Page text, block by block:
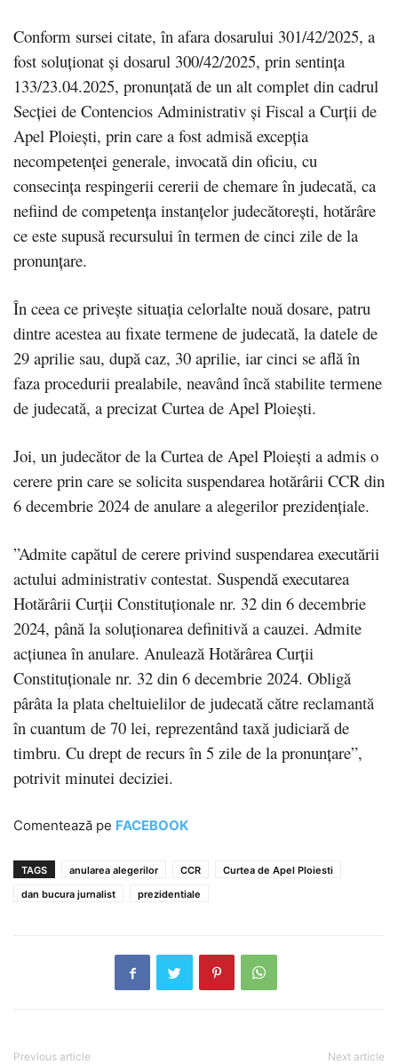
Conform sursei citate, în afara dosarului 301/42/2025, a
fost soluționat și dosarul 300/42/2025, prin sentința
133/23.04.2025, pronunțată de un alt complet din cadrul
Secției de Contencios Administrativ și Fiscal a Curții de
Apel Ploiești, prin care a fost admisă excepția
necompetenței generale, invocată din oficiu, cu
consecința respingerii cererii de chemare în judecată, ca
nefiind de competența instanțelor judecătorești, hotărâre
ce este supusă recursului în termen de cinci zile de la
pronunțare.
În ceea ce privește situația celorlalte nouă dosare, patru
dintre acestea au fixate termene de judecată, la datele de
29 aprilie sau, după caz, 30 aprilie, iar cinci se află în
faza procedurii prealabile, neavând încă stabilite termene
de judecată, a precizat Curtea de Apel Ploiești.
Joi, un judecător de la Curtea de Apel Ploiești a admis o
cerere prin care se solicita suspendarea hotărârii CCR din
6 decembrie 2024 de anulare a alegerilor prezidențiale.
”Admite capătul de cerere privind suspendarea executării
actului administrativ contestat. Suspendă executarea
Hotărârii Curții Constituționale nr. 32 din 6 decembrie
2024, până la soluționarea definitivă a cauzei. Admite
acțiunea în anulare. Anulează Hotărârea Curții
Constituționale nr. 32 din 6 decembrie 2024. Obligă
pârâta la plata cheltuielilor de judecată către reclamantă
în cuantum de 70 lei, reprezentând taxă judiciară de
timbru. Cu drept de recurs în 5 zile de la pronunțare”,
potrivit minutei deciziei.
Comentează pe FACEBOOK
TAGS anularea alegerilor CCR
Curtea de Apel Ploiesti
dan bucura jurnalist
prezidentiale
Previous article Next article